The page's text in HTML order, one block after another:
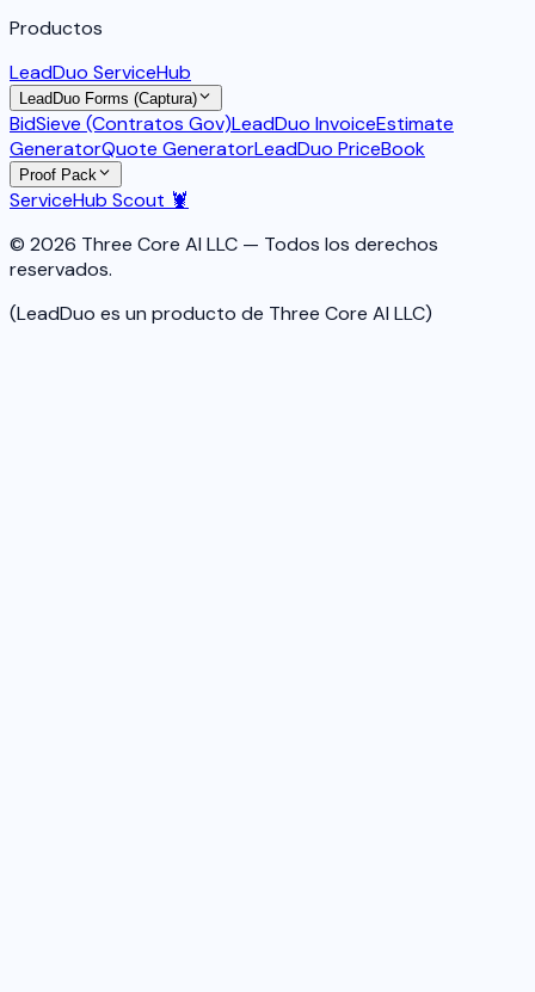
Productos
LeadDuo ServiceHub
LeadDuo Forms (Captura)
BidSieve (Contratos Gov)LeadDuo InvoiceEstimate
GeneratorQuote GeneratorLeadDuo PriceBook
Proof Pack
ServiceHub Scout 🦞
© 2026 Three Core AI LLC — Todos los derechos
reservados.
(LeadDuo es un producto de Three Core AI LLC)